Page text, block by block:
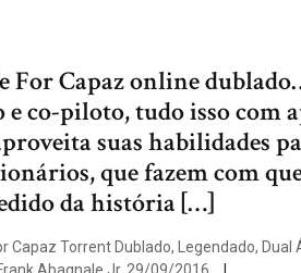
For Capaz online
co-piloto, tudo isso com
suas habilidades
que fazem com
da história […]
Capaz Torrent Dublado, Legendado, Dual